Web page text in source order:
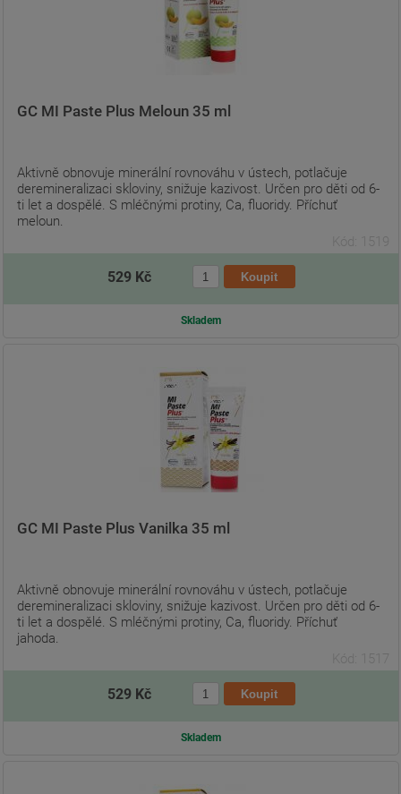
GC MI Paste Plus Meloun 35 ml
Aktivně obnovuje minerální rovnováhu v ústech, potlačuje
deremineralizaci skloviny, snižuje kazivost. Určen pro děti od 6-
ti let a dospělé. S mléčnými protiny, Ca, fluoridy. Příchuť
meloun.
Kód: 1519
529 Kč
Skladem
GC MI Paste Plus Vanilka 35 ml
Aktivně obnovuje minerální rovnováhu v ústech, potlačuje
deremineralizaci skloviny, snižuje kazivost. Určen pro děti od 6-
ti let a dospělé. S mléčnými protiny, Ca, fluoridy. Příchuť
jahoda.
Kód: 1517
529 Kč
Skladem